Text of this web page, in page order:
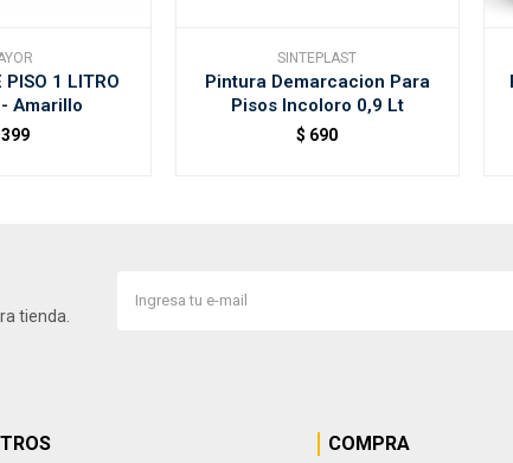
PISO 1 LITRO
- Amarillo
399
SINTEPLAST
Pintura Demarcacion Para
Pisos Incoloro 0,9 Lt
$ 690
tienda.
COMPRA